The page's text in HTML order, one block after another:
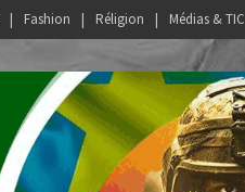
Fashion Réligion Médias & TIC